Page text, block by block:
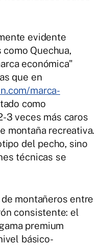
evidente
Quechua,
económica"
que en
marca-
como
3 veces más caros
montaña recreativa.
del pecho, sino
técnicas se
montañeros entre
consistente: el
premium
básico-